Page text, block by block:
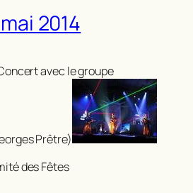
2014
avec le groupe
Prêtre)
des Fêtes